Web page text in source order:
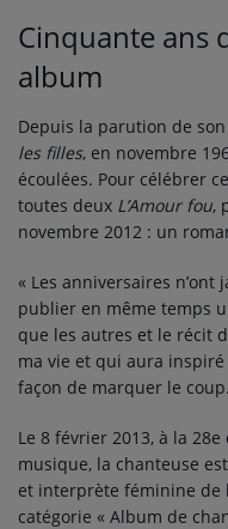
Cinquante ans
album
Depuis la parution de
les filles, en novembre
écoulées. Pour célébrer
toutes deux L’Amour fou,
novembre 2012 : un
« Les anniversaires
publier en même temps
que les autres et le récit
ma vie et qui aura
façon de marquer le
Le 8 février 2013, à la
musique, la chanteuse
et interprète féminine de
catégorie « Album de